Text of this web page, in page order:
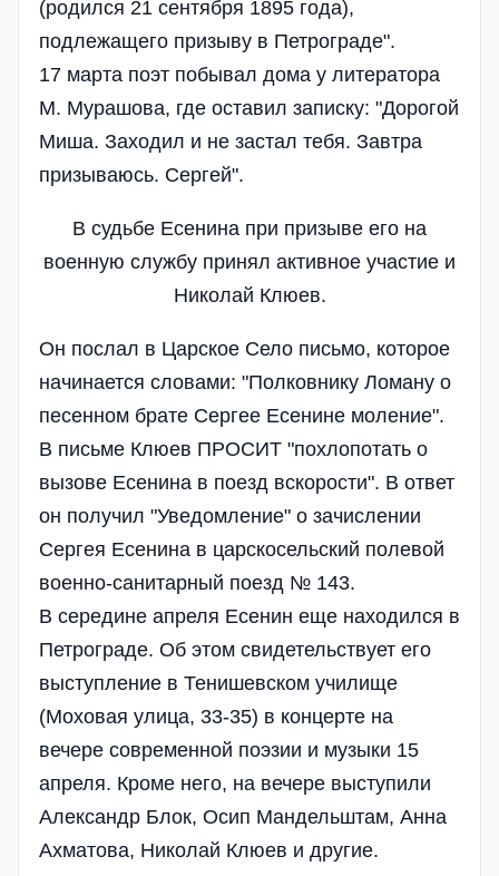
(родился 21 сентября 1895 года),
подлежащего призыву в Петрограде".
17 марта поэт побывал дома у литератора
М. Мурашова, где оставил записку: "Дорогой
Миша. Заходил и не застал тебя. Завтра
призываюсь. Сергей".
В судьбе Есенина при призыве его на
военную службу принял активное участие и
Николай Клюев.
Он послал в Царское Село письмо, которое
начинается словами: "Полковнику Ломану о
песенном брате Сергее Есенине моление".
В письме Клюев ПРОСИТ "похлопотать о
вызове Есенина в поезд вскорости". В ответ
он получил "Уведомление" о зачислении
Сергея Есенина в царскосельский полевой
военно-санитарный поезд № 143.
В середине апреля Есенин еще находился в
Петрограде. Об этом свидетельствует его
выступление в Тенишевском училище
(Моховая улица, 33-35) в концерте на
вечере современной поэзии и музыки 15
апреля. Кроме него, на вечере выступили
Александр Блок, Осип Мандельштам, Анна
Ахматова, Николай Клюев и другие.